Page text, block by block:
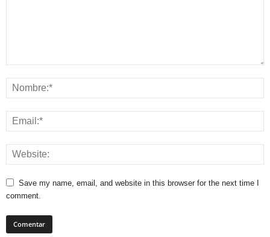
Save my name, email, and website in this browser for the next time I
comment.